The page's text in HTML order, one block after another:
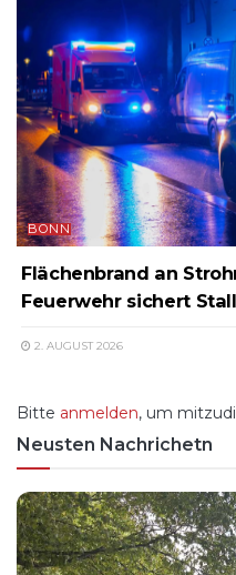
BONN
Flächenbrand an
Feuerwehr sichert
2. AUGUST 2026
Bitte anmelden, um
Neusten Nachrichetn